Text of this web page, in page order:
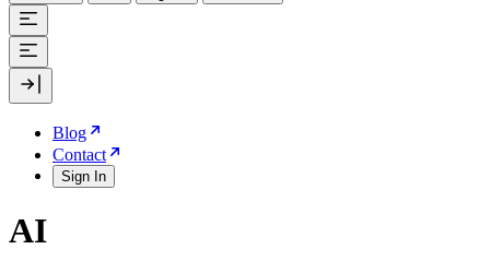
Blog
Contact
Sign In
AI